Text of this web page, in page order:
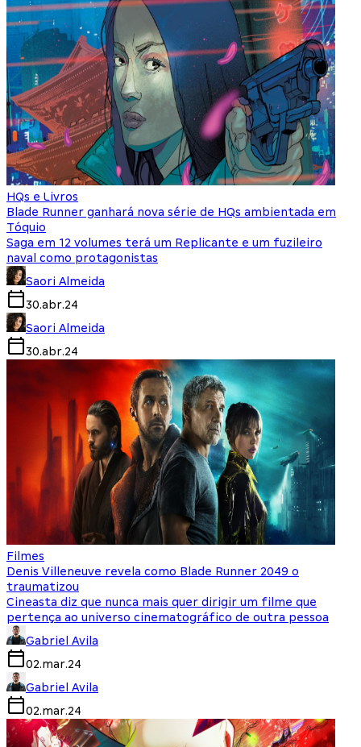
HQs e Livros
Blade Runner ganhará nova série de HQs ambientada em
Tóquio
Saga em 12 volumes terá um Replicante e um fuzileiro
naval como protagonistas
Saori Almeida
30.abr.24
Saori Almeida
30.abr.24
Filmes
Denis Villeneuve revela como Blade Runner 2049 o
traumatizou
Cineasta diz que nunca mais quer dirigir um filme que
pertença ao universo cinematográfico de outra pessoa
Gabriel Avila
02.mar.24
Gabriel Avila
02.mar.24